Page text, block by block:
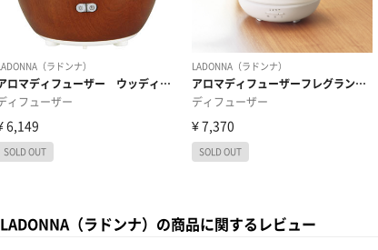
LADONNA（ラドンナ）の商品に関するレビュー